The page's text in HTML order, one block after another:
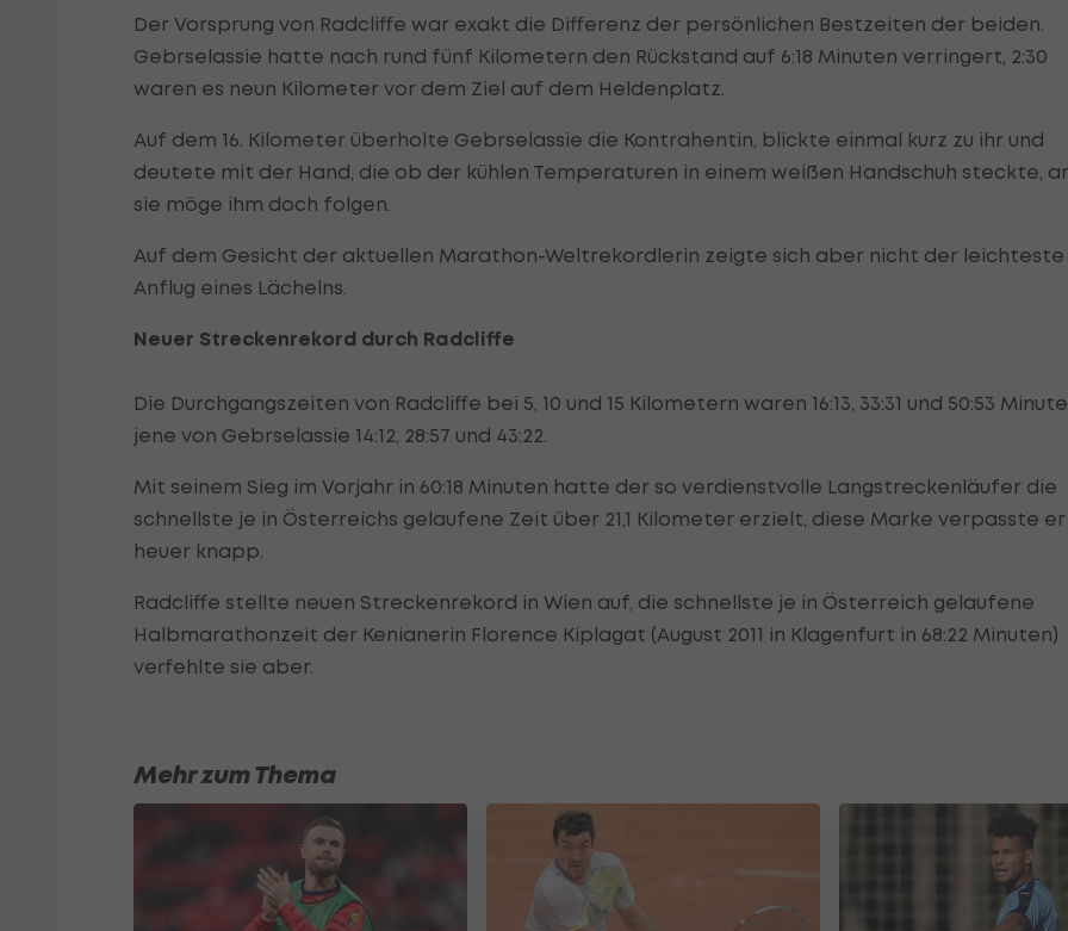
Der Vorsprung von Radcliffe war exakt die Differenz der persönlichen Bestzeiten der beiden.
Gebrselassie hatte nach rund fünf Kilometern den Rückstand auf 6:18 Minuten verringert, 2:30
waren es neun Kilometer vor dem Ziel auf dem Heldenplatz.
Auf dem 16. Kilometer überholte Gebrselassie die Kontrahentin, blickte einmal kurz zu ihr und
deutete mit der Hand, die ob der kühlen Temperaturen in einem weißen Handschuh steckte,
sie möge ihm doch folgen.
Auf dem Gesicht der aktuellen Marathon-Weltrekordlerin zeigte sich aber nicht der leichteste
Anflug eines Lächelns.
Neuer Streckenrekord durch Radcliffe
Die Durchgangszeiten von Radcliffe bei 5, 10 und 15 Kilometern waren 16:13, 33:31 und 50:53
jene von Gebrselassie 14:12, 28:57 und 43:22.
Mit seinem Sieg im Vorjahr in 60:18 Minuten hatte der so verdienstvolle Langstreckenläufer die
schnellste je in Österreichs gelaufene Zeit über 21,1 Kilometer erzielt, diese Marke verpasste er
heuer knapp.
Radcliffe stellte neuen Streckenrekord in Wien auf, die schnellste je in Österreich gelaufene
Halbmarathonzeit der Kenianerin Florence Kiplagat (August 2011 in Klagenfurt in 68:22 Minuten)
verfehlte sie aber.
Mehr zum Thema